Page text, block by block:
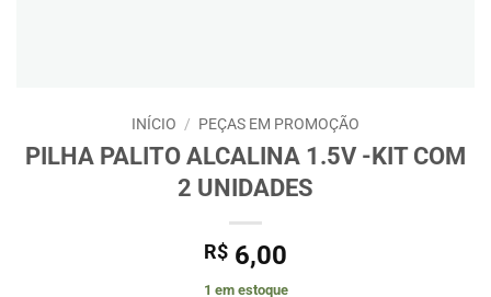
INÍCIO / PEÇAS EM PROMOÇÃO
PILHA PALITO ALCALINA 1.5V -KIT COM
2 UNIDADES
R$ 6,00
1 em estoque